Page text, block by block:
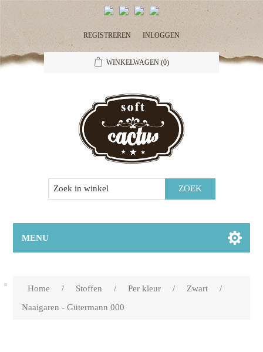
REGISTREREN INLOGGEN
WINKELWAGEN (0)
MENU
Home / Stoffen / Per kleur / Zwart
/
Naaigaren - Gütermann 000